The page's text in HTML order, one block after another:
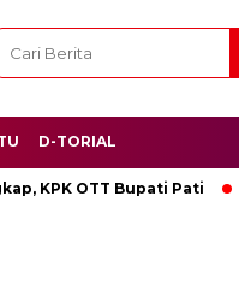
D-TORIAL
OTT Bupati Pati